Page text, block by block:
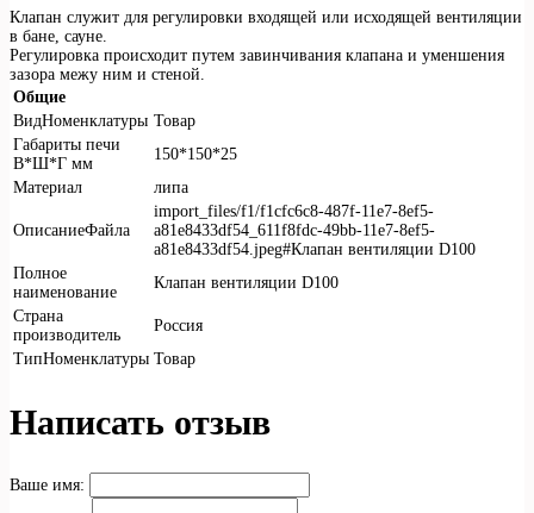
Клапан служит для регулировки входящей или исходящей вентиляции
в бане, сауне.
Регулировка происходит путем завинчивания клапана и уменшения
зазора межу ним и стеной.
Общие
ВидНоменклатуры Товар
Габариты печи
В*Ш*Г мм
150*150*25
Материал
липа
ОписаниеФайла
import_files/f1/f1cfc6c8-487f-11e7-8ef5-
a81e8433df54_611f8fdc-49bb-11e7-8ef5-
a81e8433df54.jpeg#Клапан вентиляции D100
Полное
наименование
Клапан вентиляции D100
Страна
производитель
Россия
ТипНоменклатуры Товар
Написать отзыв
Ваше имя: